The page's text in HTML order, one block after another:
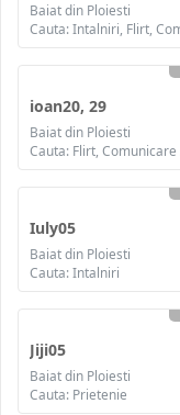
Baiat din Ploiesti
ioan20, 29
Baiat din Ploiesti
Iuly05
Baiat din Ploiesti
Cauta: Intalniri
Jiji05
Baiat din Ploiesti
Cauta: Prietenie